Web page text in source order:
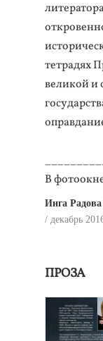
тетрадях
великой и
В
Инга
декабрь
ПРОЗА